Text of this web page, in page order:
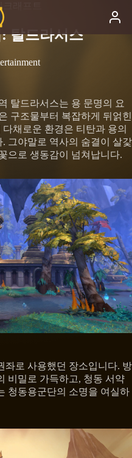
크래프트
탈드라서스
탈드라서스는 용 문명의 요
구조물부터 복잡하게 뒤얽힌
채로운 환경은 티탄과 용의
그야말로 역사의 숨결이 살갗
으로 생동감이 넘쳐납니다.
좌로 사용했던 장소입니다. 방
비밀로 가득하고, 청동 서약
청동용군단의 소명을 여실하